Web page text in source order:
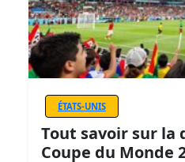
ÉTATS-UNIS
Tout savoir sur la
Coupe du Monde